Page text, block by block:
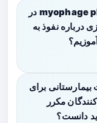
ساختارهای کامل فاژ myophage phi۹۲ در
درباره نفوذ به
بیمارستانی برای
مکرر
دانست؟